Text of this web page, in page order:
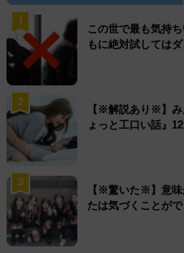
1
この世で最も気持
もに絶対試しては
2
【※解説あり※】み
ょっと工口い話』
3
【※驚いた※】意味
たは気づくことが